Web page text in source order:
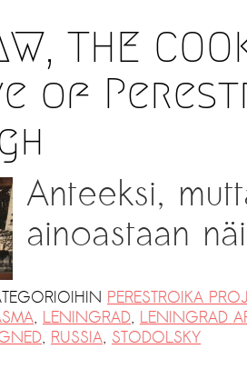
THE
of
Anteeksi,
ainoastaan
PERESTROIKA
, LENINGRAD, LENINGRAD
, RUSSIA, STODOLSKY